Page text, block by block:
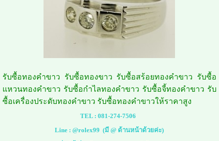
รับซื้อทองคำขาว รับซื้อทองขาว รับซื้อสร้อยทองคำขาว รับซื้อ
แหวนทองคำขาว รับซื้อกำไลทองคำขาว รับซื้อจี้ทองคำขาว รับ
ซื้อเครื่องประดับทองคำขาว รับซื้อทองคำขาวให้ราคาสูง
TEL : 081-274-7506
Line :@rolex99 (มี @ ด้านหน้าด้วยค่ะ)